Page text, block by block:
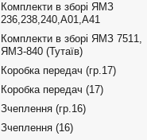
Комплекти в зборі ЯМЗ
236,238,240,А01,А41
Комплекти в зборі ЯМЗ 7511,
ЯМЗ-840 (Тутаїв)
Коробка передач (гр.17)
Коробка передач (17)
Зчеплення (гр.16)
Зчеплення (16)